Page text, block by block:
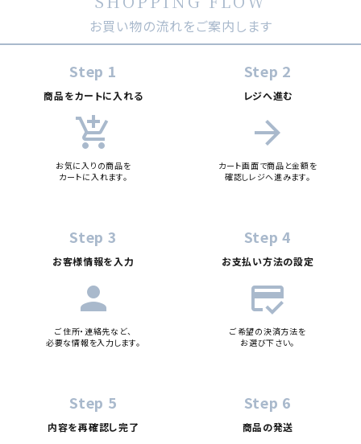
お買い物の流れをご案内します
Step 1
商品をカートに入れる
add_shopping_cart
お気に入りの商品を
カートに入れます。
Step 2
レジへ進む
arrow_forward
カート画面で商品と金額を
確認しレジへ進みます。
Step 3
お客様情報を入力
person
ご住所・連絡先など、
必要な情報を入力します。
Step 4
お支払い方法の設定
credit_score
ご希望の決済方法を
お選び下さい。
Step 5
内容を再確認し完了
Step 6
商品の発送